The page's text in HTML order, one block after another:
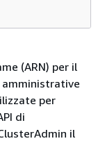
(ARN) per il
amministrative
per
di
il